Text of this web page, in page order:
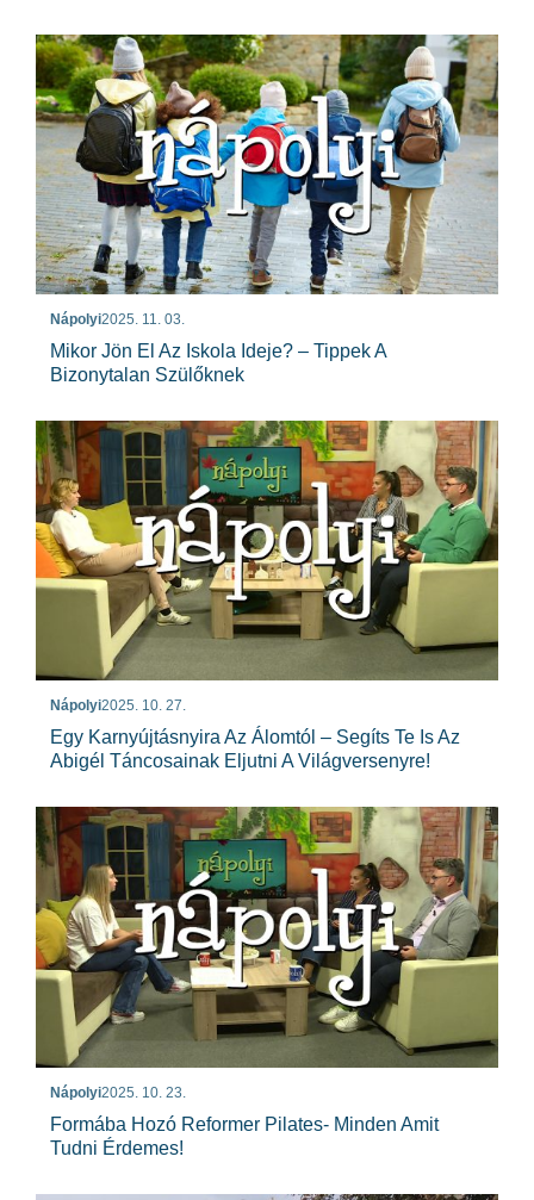
Nápolyi2025. 11. 03.
Mikor Jön El Az Iskola Ideje? – Tippek A
Bizonytalan Szülőknek
Nápolyi2025. 10. 27.
Egy Karnyújtásnyira Az Álomtól – Segíts Te Is Az
Abigél Táncosainak Eljutni A Világversenyre!
Nápolyi2025. 10. 23.
Formába Hozó Reformer Pilates- Minden Amit
Tudni Érdemes!